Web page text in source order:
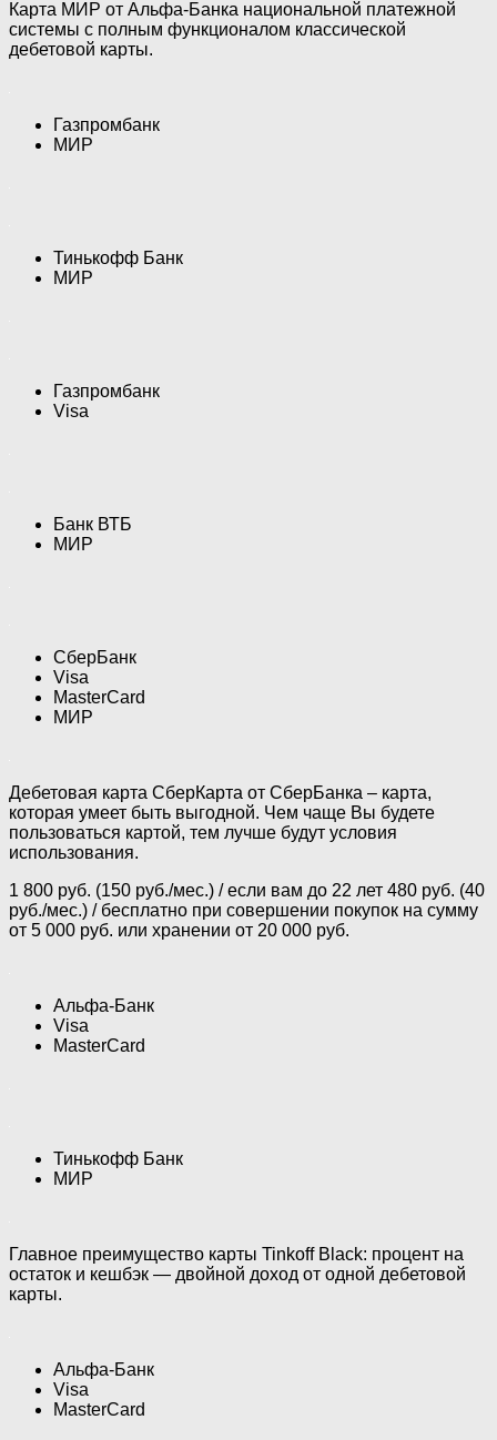
Карта МИР от Альфа-Банка национальной платежной
системы с полным функционалом классической
дебетовой карты.
Газпромбанк
МИР
Тинькофф Банк
МИР
Газпромбанк
Visa
Банк ВТБ
МИР
СберБанк
Visa
MasterCard
МИР
Дебетовая карта СберКарта от СберБанка – карта,
которая умеет быть выгодной. Чем чаще Вы будете
пользоваться картой, тем лучше будут условия
использования.
1 800 руб. (150 руб./мес.) / если вам до 22 лет 480 руб. (40
руб./мес.) / бесплатно при совершении покупок на сумму
от 5 000 руб. или хранении от 20 000 руб.
Альфа-Банк
Visa
MasterCard
Тинькофф Банк
МИР
Главное преимущество карты Tinkoff Black: процент на
остаток и кешбэк — двойной доход от одной дебетовой
карты.
Альфа-Банк
Visa
MasterCard